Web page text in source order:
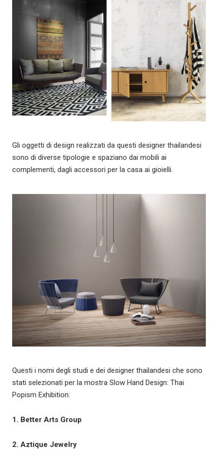
Gli oggetti di design realizzati da questi designer thailandesi
sono di diverse tipologie e spaziano dai mobili ai
complementi, dagli accessori per la casa ai gioielli.
Questi i nomi degli studi e dei designer thailandesi che sono
stati selezionati per la mostra Slow Hand Design: Thai
Popism Exhibition:
1. Better Arts Group
2. Aztique Jewelry